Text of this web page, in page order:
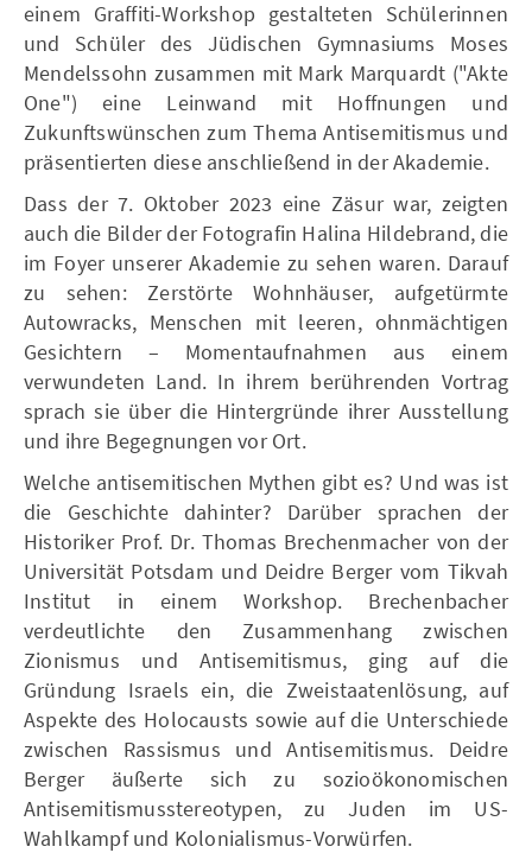
einem Graffiti-Workshop gestalteten Schülerinnen
und Schüler des Jüdischen Gymnasiums Moses
Mendelssohn zusammen mit Mark Marquardt ("Akte
One") eine Leinwand mit Hoffnungen und
Zukunftswünschen zum Thema Antisemitismus und
präsentierten diese anschließend in der Akademie.
Dass der 7. Oktober 2023 eine Zäsur war, zeigten
auch die Bilder der Fotografin Halina Hildebrand, die
im Foyer unserer Akademie zu sehen waren. Darauf
zu sehen: Zerstörte Wohnhäuser, aufgetürmte
Autowracks, Menschen mit leeren, ohnmächtigen
Gesichtern – Momentaufnahmen aus einem
verwundeten Land. In ihrem berührenden Vortrag
sprach sie über die Hintergründe ihrer Ausstellung
und ihre Begegnungen vor Ort.
Welche antisemitischen Mythen gibt es? Und was ist
die Geschichte dahinter? Darüber sprachen der
Historiker Prof. Dr. Thomas Brechenmacher von der
Universität Potsdam und Deidre Berger vom Tikvah
Institut in einem Workshop. Brechenbacher
verdeutlichte den Zusammenhang zwischen
Zionismus und Antisemitismus, ging auf die
Gründung Israels ein, die Zweistaatenlösung, auf
Aspekte des Holocausts sowie auf die Unterschiede
zwischen Rassismus und Antisemitismus. Deidre
Berger äußerte sich zu sozioökonomischen
Antisemitismusstereotypen, zu Juden im US-
Wahlkampf und Kolonialismus-Vorwürfen.